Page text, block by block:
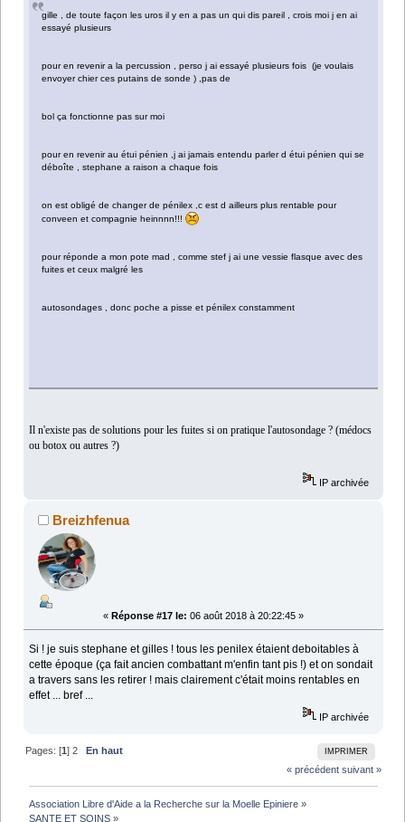
gille , de toute façon les uros il y en a pas un qui dis pareil , crois moi j en ai
essayé plusieurs
pour en revenir a la percussion , perso j ai essayé plusieurs fois (je voulais
envoyer chier ces putains de sonde ) ,pas de
bol ça fonctionne pas sur moi
pour en revenir au étui pénien ,j ai jamais entendu parler d étui pénien qui se
déboîte , stephane a raison a chaque fois
on est obligé de changer de pénilex ,c est d ailleurs plus rentable pour
conveen et compagnie heinnnn!!!
pour réponde a mon pote mad , comme stef j ai une vessie flasque avec des
fuites et ceux malgré les
autosondages , donc poche a pisse et pénilex constamment
Il n'existe pas de solutions pour les fuites si on pratique l'autosondage ? (médocs
ou botox ou autres ?)
IP archivée
Breizhfenua
« Réponse #17 le: 06 août 2018 à 20:22:45 »
Si ! je suis stephane et gilles ! tous les penilex étaient deboitables à
cette époque (ça fait ancien combattant m'enfin tant pis !) et on sondait
a travers sans les retirer ! mais clairement c'était moins rentables en
effet ... bref ...
IP archivée
IMPRIMER
Pages: [1]2
En haut
« précédent suivant »
Association Libre d'Aide a la Recherche sur la Moelle Epiniere »
SANTE ET SOINS »